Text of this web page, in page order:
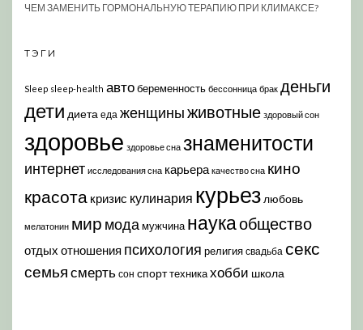
ЧЕМ ЗАМЕНИТЬ ГОРМОНАЛЬНУЮ ТЕРАПИЮ ПРИ КЛИМАКСЕ?
ТЭГИ
Sleep sleep-health автобеременность бессонница брак деньги
дети диета еда женщиныживотные здоровый сон
здоровье здоровье сна знаменитости
интернет исследования сна карьера качество сна кино
красота кризис кулинария курьез любовь
мелатонин мир модамужчина наукаобщество
отдых отношения психология религия свадьба секс
семья смерть сон спорттехникахобби школа